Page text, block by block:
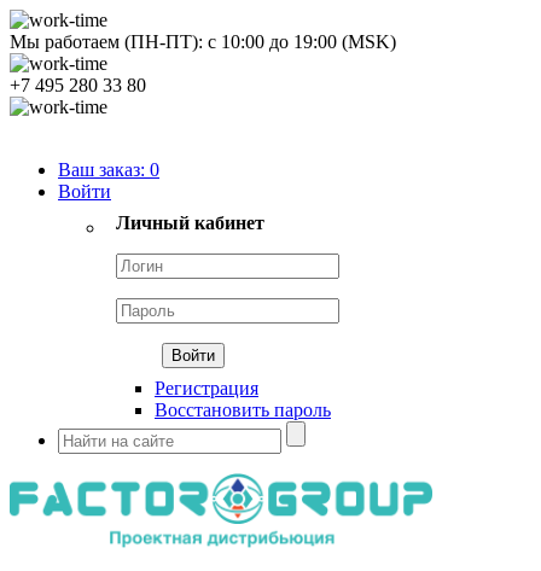
Мы работаем (ПН-ПТ): с 10:00 до 19:00 (MSK)
+7 495 280 33 80
Ваш заказ: 0
Войти
Личный кабинет
Регистрация
Восстановить пароль